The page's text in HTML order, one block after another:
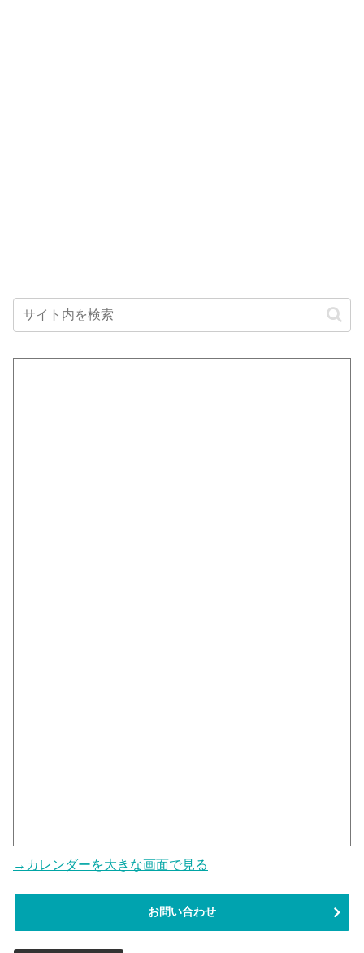
→カレンダーを大きな画面で見る
お問い合わせ